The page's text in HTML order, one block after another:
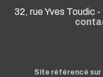
32, rue Yves Toudic
Site référencé sur